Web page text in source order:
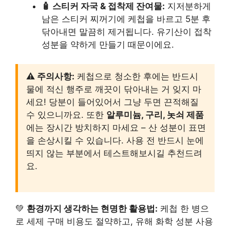
🧴 스티커 자국 & 접착제 잔여물: 지저분하게
남은 스티커 찌꺼기에 케첩을 바르고 5분 후
닦아내면 말끔히 제거됩니다. 유기산이 접착
성분을 약하게 만들기 때문이에요.
⚠️ 주의사항: 케첩으로 청소한 후에는 반드시
물에 적신 행주로 깨끗이 닦아내는 거 잊지 마
세요! 당분이 들어있어서 그냥 두면 끈적해질
수 있으니까요. 또한 알루미늄, 구리, 놋쇠 제품
에는 장시간 방치하지 마세요 – 산 성분이 표면
을 손상시킬 수 있습니다. 사용 전 반드시 눈에
띄지 않는 부분에서 테스트해보시길 추천드려
요.
💚 환경까지 생각하는 현명한 활용법: 케첩 한 병으
로 세제 구매 비용도 절약하고, 유해 화학 성분 사용